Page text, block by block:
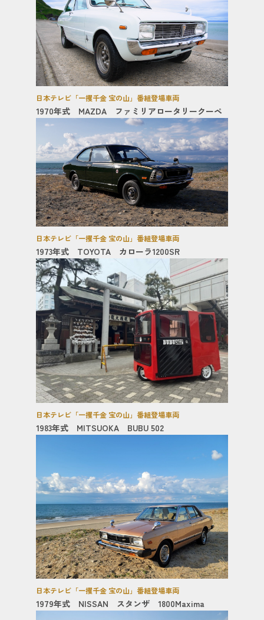
日本テレビ「一攫千金 宝の山」番組登場車両
1970年式 MAZDA ファミリアロータリークーペ
日本テレビ「一攫千金 宝の山」番組登場車両
1973年式 TOYOTA カローラ1200SR
日本テレビ「一攫千金 宝の山」番組登場車両
1983年式 MITSUOKA BUBU 502
日本テレビ「一攫千金 宝の山」番組登場車両
1979年式 NISSAN スタンザ 1800Maxima